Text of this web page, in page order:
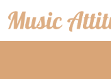
Vai
al